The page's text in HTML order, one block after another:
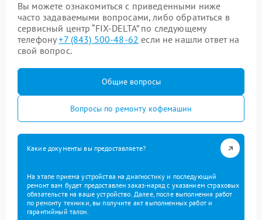
Вы можете ознакомиться с приведенными ниже
часто задаваемыми вопросами, либо обратиться в
сервисный центр “FIX-DELTA” по следующему
телефону+7 (843) 500-48-62 если не нашли ответ на
свой вопрос.
Общие вопросы
Вопросы по ремонту кофемашин
Какие документы вы предоставляете?
На этапе приема устройства на диагностику и последующий
ремонт вам будет предоставлен заказ-наряд с указанием страховых
обязательств на ваше устройство. Далее, после выполнения работ
по ремонту техники, вы получите акт выполненных работ и
гарантийный талон.